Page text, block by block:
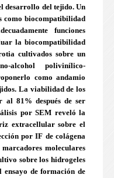
desarrollo del tejido. Un
como biocompatibilidad
funciones
la biocompatibilidad
cultivados sobre un
alcohol polivinílico-
como andamio
La viabilidad de los
al 81% después de ser
por SEM reveló la
extracellular sobre el
por IF de colágena
moleculares
sobre los hidrogeles
de formación de